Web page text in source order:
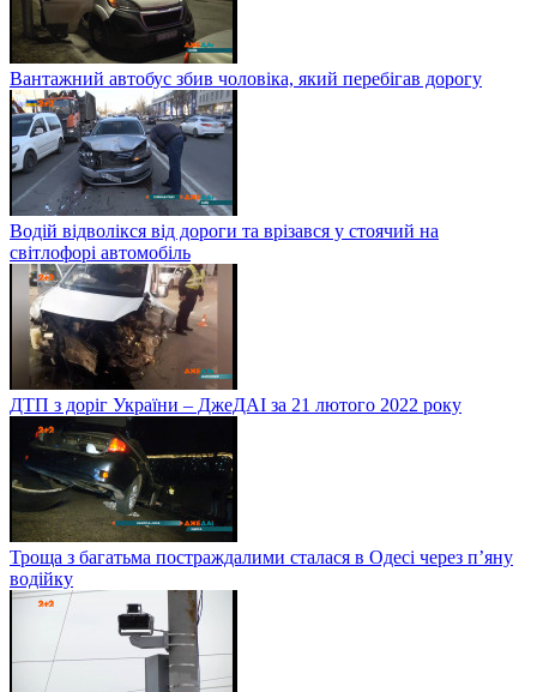
Вантажний автобус збив чоловіка, який перебігав дорогу
Водій відволікся від дороги та врізався у стоячий на
світлофорі автомобіль
ДТП з доріг України – ДжеДАІ за 21 лютого 2022 року
Троща з багатьма постраждалими сталася в Одесі через п’яну
водійку